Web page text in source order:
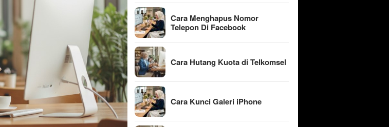
Cara Menghapus Nomor
Telepon Di Facebook
Cara Hutang Kuota di Telkomsel
Cara Kunci Galeri iPhone